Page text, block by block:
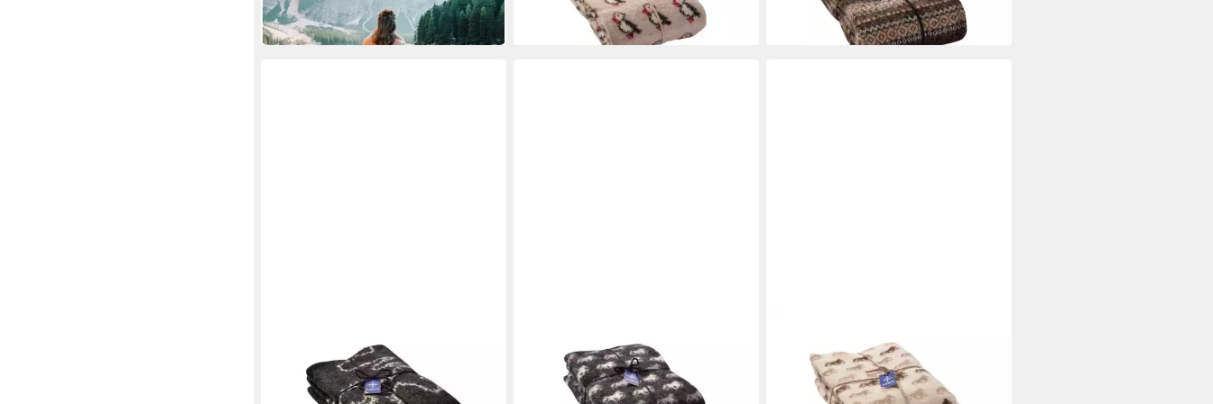
-17%
in 2-3 Werktagen bei dir
219,95 €
in 2-3 Werktagen bei dir
219,95 €
in 2-3 Werktagen bei dir
Wolldecke - Strickdecke mit
Islandkarte - Umriss - schwarz
130 x 190 cm B/L
219,95 €
Wolldecke - Islandpferd Muster Tölt
Isländer Strickdecke - schwarz
130 x 190 cm B/L
219,95 €
Wolldecke - Islandpferd Muster Tölt
Isländer Strickdecke - beige
130 x 190 cm B/L
219,95 €